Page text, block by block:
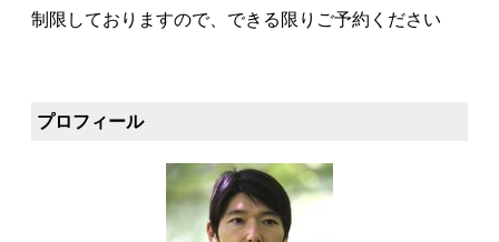
制限しておりますので、できる限りご予約ください
プロフィール